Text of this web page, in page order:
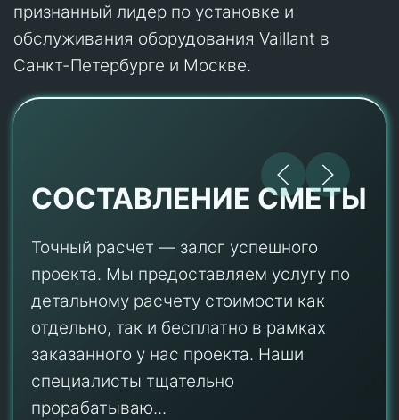
признанный лидер по установке и
обслуживания оборудования Vaillant в
Санкт-Петербурге и Москве.
СОСТАВЛЕНИЕ СМЕТЫ
Точный расчет — залог успешного
проекта. Мы предоставляем услугу по
детальному расчету стоимости как
отдельно, так и бесплатно в рамках
заказанного у нас проекта. Наши
специалисты тщательно
прорабатываю...